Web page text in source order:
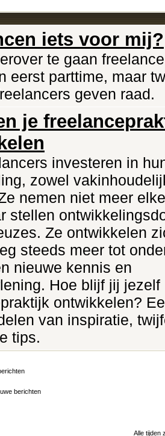
iets voor mij?
te gaan
eerst parttime, maar
geven raad.
je
investeren in
zowel
nemen niet meer
stellen
Ze ontwikkelen
steeds meer tot
nieuwe kennis en
Hoe blijf jij jezelf
ontwikkelen?
van inspiratie,
tips.
berichten
Alle tijden